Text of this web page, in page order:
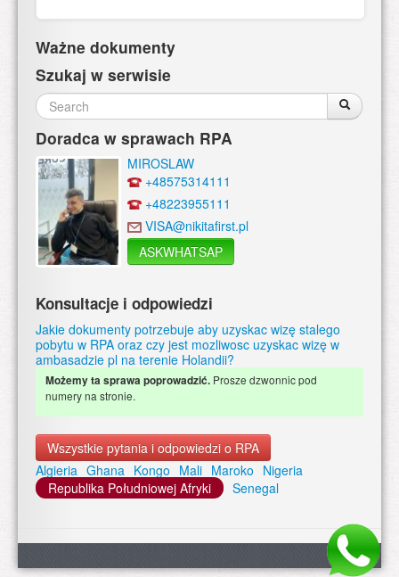
Ważne dokumenty
Szukaj w serwisie
Search
form
Search
Search
Doradca w sprawach RPA
MIROSLAW
+48575314111
+48223955111
VISA@nikitafirst.pl
ASKWHATSAP
Konsultacje i odpowiedzi
Jakie dokumenty potrzebuje aby uzyskac wizę stalego
pobytu w RPA oraz czy jest mozliwosc uzyskac wizę w
ambasadzie pl na terenie Holandii?
Możemy ta sprawa poprowadzić. Prosze dzwonnic pod
numery na stronie.
Wszystkie pytania i odpowiedzi o RPA
Algieria Ghana Kongo Mali Maroko Nigeria
Republika Południowej Afryki
Senegal